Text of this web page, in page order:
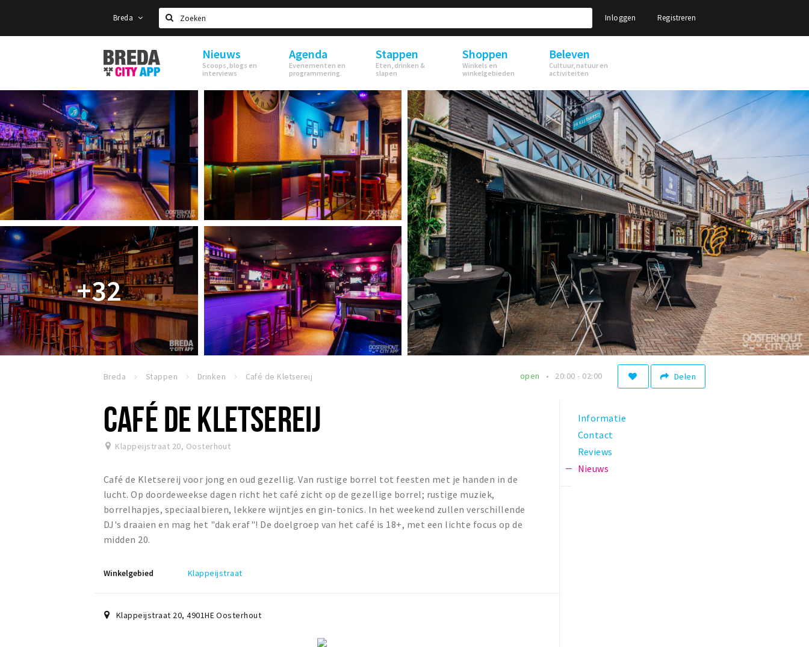
Breda
Zoeken
Inloggen Registreren
Stappen
&
Shoppen
Breda
Nieuws
Scoops, blogs en
interviews
Agenda
Evenementen en
programmering
Stappen
Eten, drinken &
slapen
Shoppen
Winkels en
winkelgebieden
Beleven
Cultuur, natuur en
activiteiten
+32
Breda Stappen Drinken Café de Kletsereij Delen
open 20:00 - 02:00
CAFÉ DE KLETSEREIJ
Klappeijstraat 20, Oosterhout
Café de Kletsereij voor jong en oud gezellig. Van rustige borrel tot feesten met je handen in de
lucht. Op doordeweekse dagen richt het café zicht op de gezellige borrel; rustige muziek,
borrelhapjes, speciaalbieren, lekkere wijntjes en gin-tonics. In het weekend zullen verschillende
DJ's draaien en mag het "dak eraf"! De doelgroep van het café is 18+, met een lichte focus op de
midden 20.
Winkelgebied Klappeijstraat
Klappeijstraat 20,4901HEOosterhout
Informatie
Contact
Reviews
Nieuws